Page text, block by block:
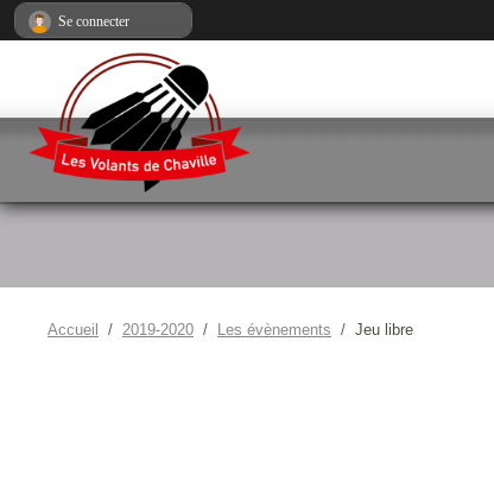
Accueil 2019-2020 Les évènements Jeu libre
Se connecter
Panneau de gestion des cookies